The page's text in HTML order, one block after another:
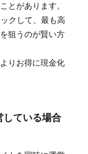
とがあります。
クして、最も高
狙うのが賢い方
りお得に現金化
している場合